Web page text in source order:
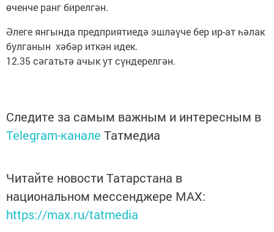
өченче ранг бирелгән.
Әлеге янгында предприятиедә эшләүче бер ир-ат һәлак
булганын хәбәр иткән идек.
12.35 сәгатьтә ачык ут сүндерелгән.
Следите за самым важным и интересным в
Telegram-канале Татмедиа
Читайте новости Татарстана в
национальном мессенджере MАХ:
https://max.ru/tatmedia